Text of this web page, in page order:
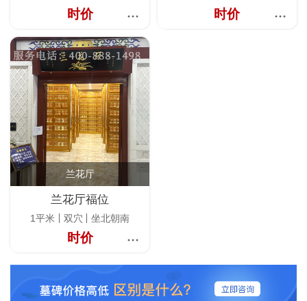
时价 时价
兰花厅
兰花厅福位
1平米 双穴 坐北朝南
时价